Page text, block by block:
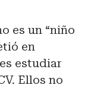
es un “niño
en
estudiar
Ellos no